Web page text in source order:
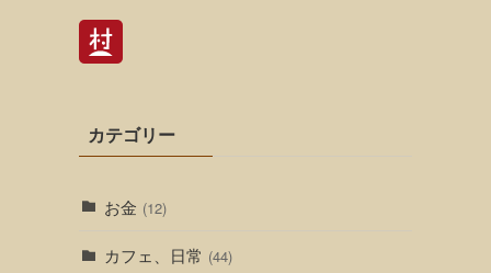
カテゴリー
お金 (12)
カフェ、日常 (44)